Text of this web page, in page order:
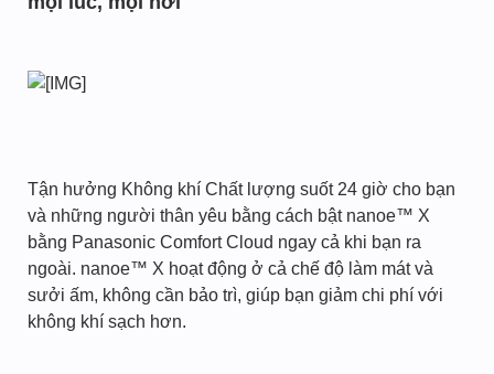
Tận hưởng Không khí Chất lượng suốt 24 giờ cho bạn
và những người thân yêu bằng cách bật nanoe™ X
bằng Panasonic Comfort Cloud ngay cả khi bạn ra
ngoài. nanoe™ X hoạt động ở cả chế độ làm mát và
sưởi ấm, không cần bảo trì, giúp bạn giảm chi phí với
không khí sạch hơn.